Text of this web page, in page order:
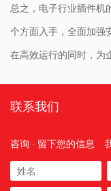
总之，电子行业插件机
个方面入手，全面加强
在高效运行的同时，为
联系我们
咨询 · 留下您的信息